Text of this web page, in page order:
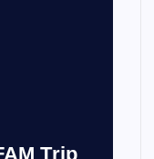
Trip